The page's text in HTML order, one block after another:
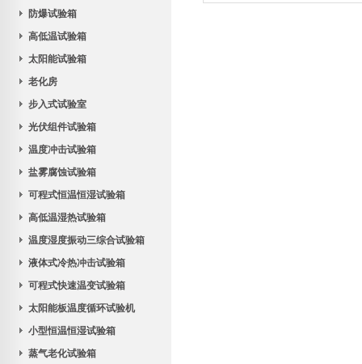
防爆试验箱
高低温试验箱
太阳能试验箱
老化房
步入式试验室
光伏组件试验箱
温度冲击试验箱
盐雾腐蚀试验箱
可程式恒温恒湿试验箱
高低温湿热试验箱
温度湿度振动三综合试验箱
液体式冷热冲击试验箱
可程式快速温变试验箱
太阳能板温度循环试验机
小型恒温恒湿试验箱
蒸气老化试验箱